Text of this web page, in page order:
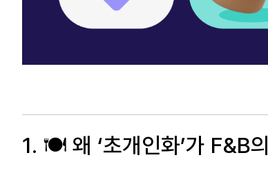
1. 🍽️ 왜 ‘초개인화’가 F&B